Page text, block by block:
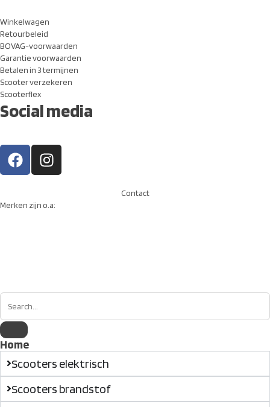
Winkelwagen
Retourbeleid
BOVAG-voorwaarden
Garantie voorwaarden
Betalen in 3 termijnen
Scooter verzekeren
Scooterflex
Social media
Merken zijn o.a:
Contact
Home
Scooters elektrisch
Scooters brandstof